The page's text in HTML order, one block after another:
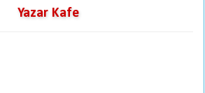
Yazar Kafe